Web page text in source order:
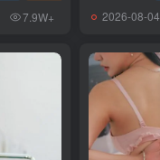
7.9W+ 2026-08-04